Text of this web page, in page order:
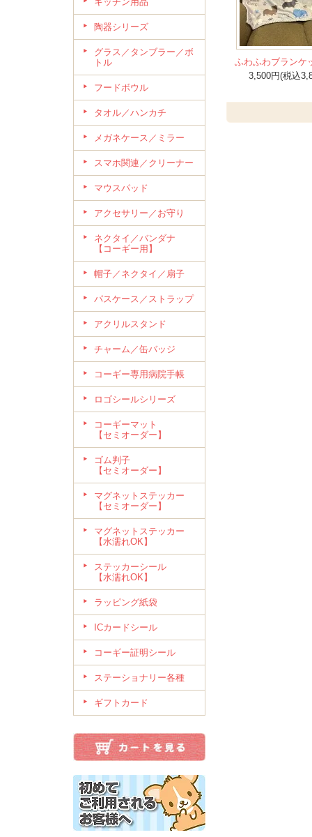
陶器シリーズ
グラス／タンブラー／ボ
トル
フードボウル
タオル／ハンカチ
メガネケース／ミラー
スマホ関連／クリーナー
マウスパッド
アクセサリー／お守り
ネクタイ／バンダナ
【コーギー用】
帽子／ネクタイ／扇子
パスケース／ストラップ
アクリルスタンド
チャーム／缶バッジ
コーギー専用病院手帳
ロゴシールシリーズ
コーギーマット
【セミオーダー】
ゴム判子
【セミオーダー】
マグネットステッカー
【セミオーダー】
マグネットステッカー
【水濡れOK】
ステッカーシール
【水濡れOK】
ラッピング紙袋
ICカードシール
コーギー証明シール
ステーショナリー各種
ギフトカード
ふわふわブランケ
3,500円(税込